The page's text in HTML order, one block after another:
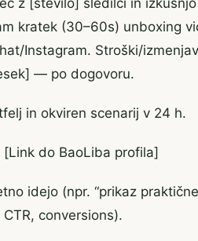
z [število] sledilci in
kratek (30–60s) unboxing
Instagram. Stroški/
— po dogovoru.
in okviren scenarij v 24 h.
do BaoLiba profila]
idejo (npr. “prikaz
conversions).